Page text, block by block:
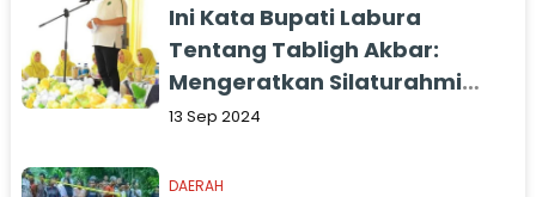
Ini Kata Bupati Labura
Tentang Tabligh Akbar:
Mengeratkan Silaturahmi
untuk Mewujudkan Labura
13 Sep 2024
DAERAH